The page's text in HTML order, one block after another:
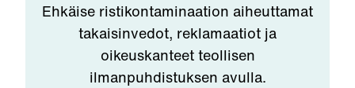
Ehkäise ristikontaminaation aiheuttamat
takaisinvedot, reklamaatiot ja
oikeuskanteet teollisen
ilmanpuhdistuksen avulla.